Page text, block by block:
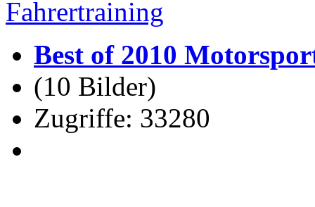
Best of 2010
(10 Bilder)
Zugriffe: 33280